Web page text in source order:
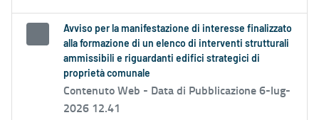
Avviso per la manifestazione di interesse finalizzato
alla formazione di un elenco di interventi strutturali
ammissibili e riguardanti edifici strategici di
proprietà comunale
Contenuto Web - Data di Pubblicazione 6-lug-
2026 12.41